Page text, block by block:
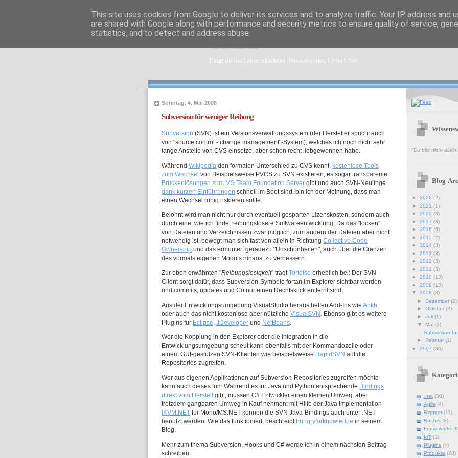
Dinge die das Leben erleichtern, Wissenswertes, C# und .Net
Sonntag, 4. Mai 2008
Subversion für weniger Reibung
Subversion (SVN) ist ein Versionsverwaltungssystem (der Hersteller spricht auch
von "source control - change management"-System), welches ich noch nicht sehr
lange Anstelle von CVS einsetze, aber schon recht liebgewonnen habe.
WährendWikipedia den formalen Unterschied zu CVS kennt,kostenlose Tools
zum Wechsel von Beispielsweise PVCS zu SVN existieren, es sogar transparente
Brückenlösungen zum MS Team Foundation Server gibt und auch SVN-Neulinge
dank kurzen Einführungen schnell im Boot sind, bin ich der Meinung, dass man
einen Wechsel ruhig riskieren sollte.
Belohnt wird man nicht nur durch eventuell gesparten Lizenskosten, sondern auch
durch eine, wie ich finde, reibungslosere Softwareentwicklung: Da das "locken"
von Dateien und Verzeichnissen zwar möglich, zum ändern der Dateien aber nicht
notwendig ist, bewegt man sich fast von allein in RichtungCollective Code
Ownership und das ermuntert geradezu "Unschönheiten", auch über die Grenzen
des vormals eigenen Moduls hinaus, zu verbessern.
Zur eben erwähnten "Reibungslosigkeit" trägtTortoise erheblich bei: Der SVN-
Client sorgt dafür, dass Subversion-Symbole fortan im Explorer sichtbar werden
und commits, updates und Co nur einen Rechtsklick entfernt sind.
Aus der Entwicklungsumgebung VisualStudio heraus helfen Add-Ins wieAnkh
oder auch das nicht kostenlose aber nützlicheVisualSVN . Ebenso gibt es weitere
Plugins für Eclipse ,JDeveloper und NetBeans
Wer die Kopplung in den Explorer oder die Integration in die
Entwicklungsumgebung scheut kann ebenfalls mit der Kommandozeile oder
einem GUI-gestützen SVN-Klienten wie beispielsweise RapidSVN auf die
Repositories zugreifen.
Wer aus eigenen Applikationen auf Subversion-Repositories zugreifen möchte
kann auch dieses tun: Während es für Java und Python entsprechende Bindings
direkt vom Herstell
gibt, müssen C# Entwickler einen kleinen Umweg, aber
trotzdem gangbaren Umweg in Kauf nehmen: mit Hilfe der Java Implementation
IKVM.NET für Mono/MS.NET können die SVN Java-Bindings auch unter .NET
benutzt werden. Wie das funktioniert, beschreibt hungryforknowledge in seinem
Blog.
Mehr zum thema Subversion, Hooks und C# werde ich in einem nächsten Beitrag
schreiben.
"Du bist nicht
Blog-
► 2026 (2)
► 2021 (1)
► 2020 (3)
► 2017 (3)
► 2016 (6)
► 2015 (2)
► 2014 (3)
► 2013 (3)
► 2012 (3)
► 2011 (3)
► 2010 (13)
► 2009 (13)
▼ 2008 (8)
►Dezember(3)
►Oktober(2)
►Juli(1)
▼Mai(1)
Subversion
►Februar(1)
► 2007 (30)
.net (30)
Agile (4)
Blogger (11)
Bücher (3)
Frameworks
IoT (1)
Plugins (4)
Produkte (28)
This site uses cookies from Google to deliver its services and to analyze traffic. Your IP address and
are shared with Google along with performance and security metrics to ensure quality of service,
statistics, and to detect and address abuse.